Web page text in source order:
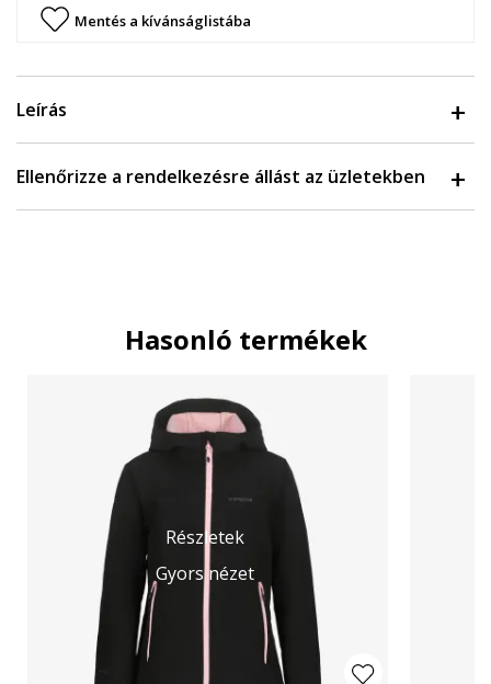
Mentés a kívánságlistába
Leírás
Ellenőrizze a rendelkezésre állást az üzletekben
Hasonló termékek
Részletek
Gyors nézet